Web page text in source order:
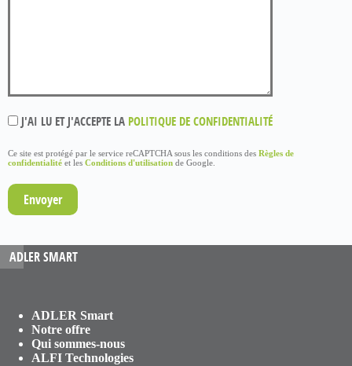
J'AI LU ET J'ACCEPTE LA POLITIQUE DE CONFIDENTIALITÉ
Ce site est protégé par le service reCAPTCHA sous les conditions desRègles de
confidentialité et lesConditions d'utilisation de Google.
ADLER SMART
ADLER Smart
Notre offre
Qui sommes-nous
ALFI Technologies